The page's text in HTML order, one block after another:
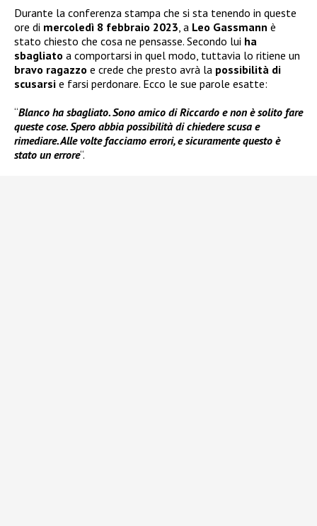
Durante la conferenza stampa che si sta tenendo in queste
ore di mercoledì 8 febbraio 2023, a Leo Gassmann è
stato chiesto che cosa ne pensasse. Secondo lui ha
sbagliato a comportarsi in quel modo, tuttavia lo ritiene un
bravo ragazzo e crede che presto avrà la possibilità di
scusarsi e farsi perdonare. Ecco le sue parole esatte:
“Blanco ha sbagliato. Sono amico di Riccardo e non è solito fare
queste cose. Spero abbia possibilità di chiedere scusa e
rimediare. Alle volte facciamo errori, e sicuramente questo è
stato un errore“.